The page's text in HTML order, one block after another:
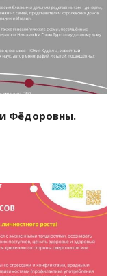
Фёдоровны.